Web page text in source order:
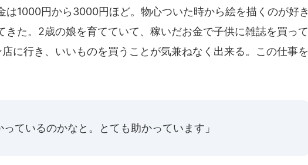
は1000円から3000円ほど。物心ついた時から絵を描くのが好き
きた。2歳の娘を育てていて、稼いだお金で子供に雑誌を買って
に行き、いいものを買うことが気兼ねなく出来る。この仕事を
っているのかなと。とても助かっています」